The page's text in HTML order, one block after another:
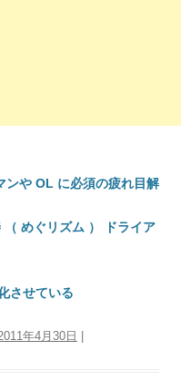
ンや OL に必須の疲れ目解
めぐリズム ） ドライア
させている
年4月30日